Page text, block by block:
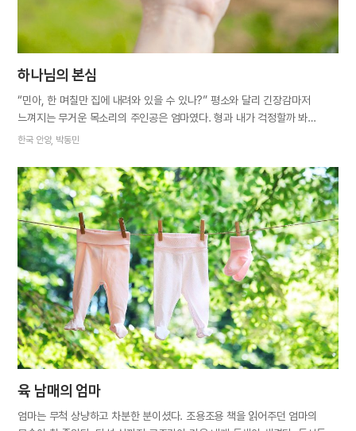
하나님의 본심
“민아, 한 며칠만 집에 내려와 있을 수 있나?” 평소와 달리 긴장감마저
느껴지는 무거운 목소리의 주인공은 엄마였다. 형과 내가 걱정할까 봐
웬만한 일은 일언반구도 하지 않는 엄마가 갑자기 전화를 하다니 심상치
악화되어 극심한 통증 속에 응급실로 실려 왔는데 상태가 호전되지 않아
얼마간 병원 신세를 져야 한다는 것이다. 급히 휴가를 얻어 부모님 댁으로
내려갔다. 병실에 누워 있는 엄마의 몸 상태는 예상보다 훨씬 심각했다.
앉지도 서지도 걷지도 못해 누워 있을 수밖에 없었고 식사도 혼자 하기
힘들었으며 화장실조차 마음대로 가지 못했다. 조금만 움직여도 끙끙 앓는
엄마를 보니 한숨이 절로 나왔다. 낮에는 엄마의 병 수발을 들고 밤에는
간이침대에서 새우잠을 잤다. 짬짬이 집에 가서 청소와 빨래며 아버지의
식사를 간단하게나마 준비해놓는 일도 내 몫이었다. 일주일 동안 병실을…
한국 안양, 박동민
육 남매의 엄마
엄마는 무척 상냥하고 차분한 분이셨다. 조용조용 책을 읽어주던 엄마의